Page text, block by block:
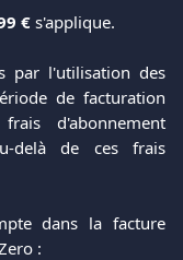
€ s'applique.
par l'utilisation des
de facturation
d'abonnement
delà de ces frais
dans la facture
: